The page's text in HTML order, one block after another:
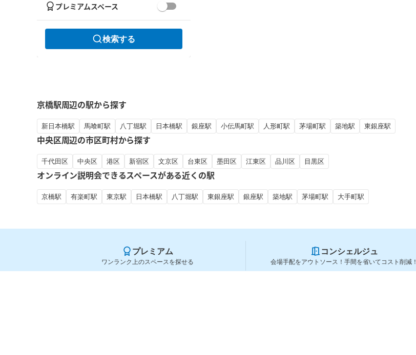
プレミアムスペース
検索する
京橋駅周辺の駅から探す
新日本橋駅 馬喰町駅 八丁堀駅 日本橋駅 銀座駅 小伝馬町駅 人形町駅 茅場町駅 築地駅 東銀座駅
中央区周辺の市区町村から探す
千代田区 中央区 港区 新宿区 文京区 台東区 墨田区 江東区 品川区 目黒区
オンライン説明会できるスペースがある近くの駅
京橋駅 有楽町駅 東京駅 日本橋駅 八丁堀駅 東銀座駅 銀座駅 築地駅 茅場町駅 大手町駅
プレミアム
ワンランク上のスペースを探せる
コンシェルジュ
会場手配をアウトソース！手間を省いてコスト削減！